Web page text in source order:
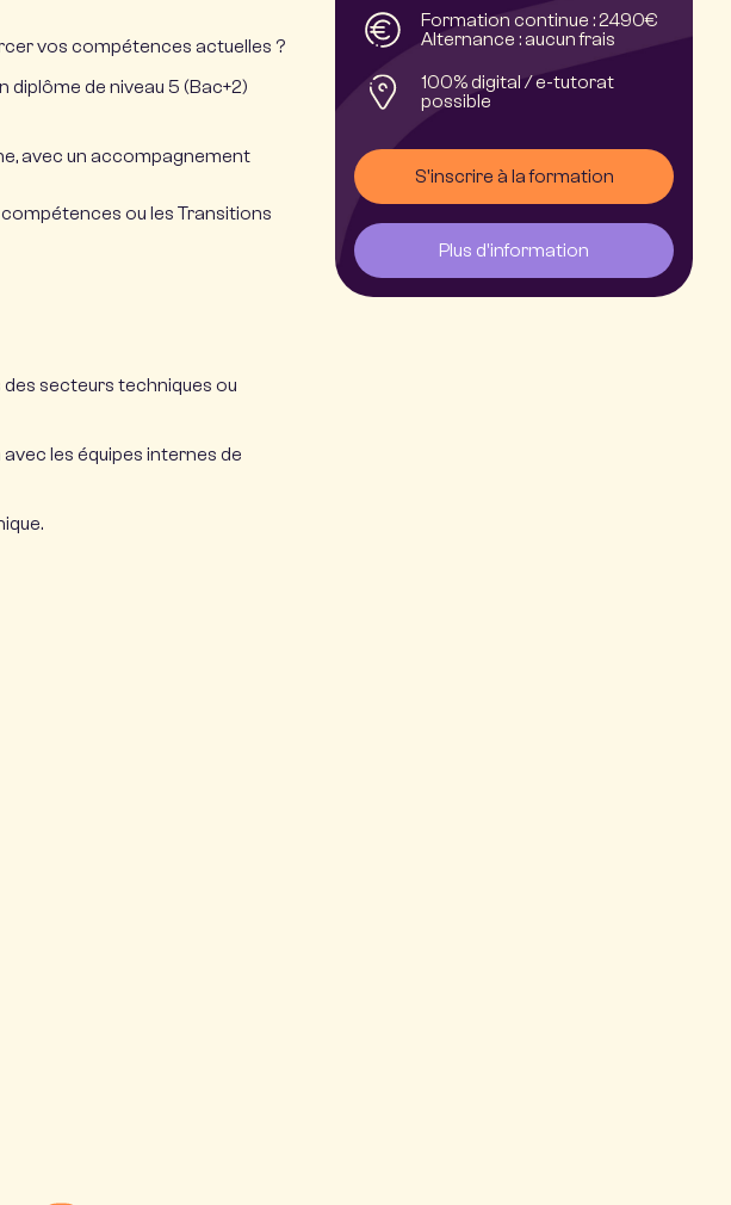
Formation continue : 2490€
Alternance : aucun frais
100% digital / e-tutorat
possible
S'inscrire à la formation
Plus d'information
vos compétences actuelles ?
diplôme de niveau 5 (Bac+2)
avec un accompagnement
ou les Transitions
secteurs techniques ou
les équipes internes de